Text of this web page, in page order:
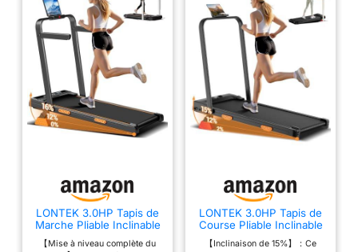
LONTEK 3.0HP Tapis de
Marche Pliable Inclinable
Réglables
【Mise à niveau complète du
LONTEK 3.0HP Tapis de
Course Pliable Inclinable
15%, à Triple
Amortissement
【Inclinaison de 15%】：Ce